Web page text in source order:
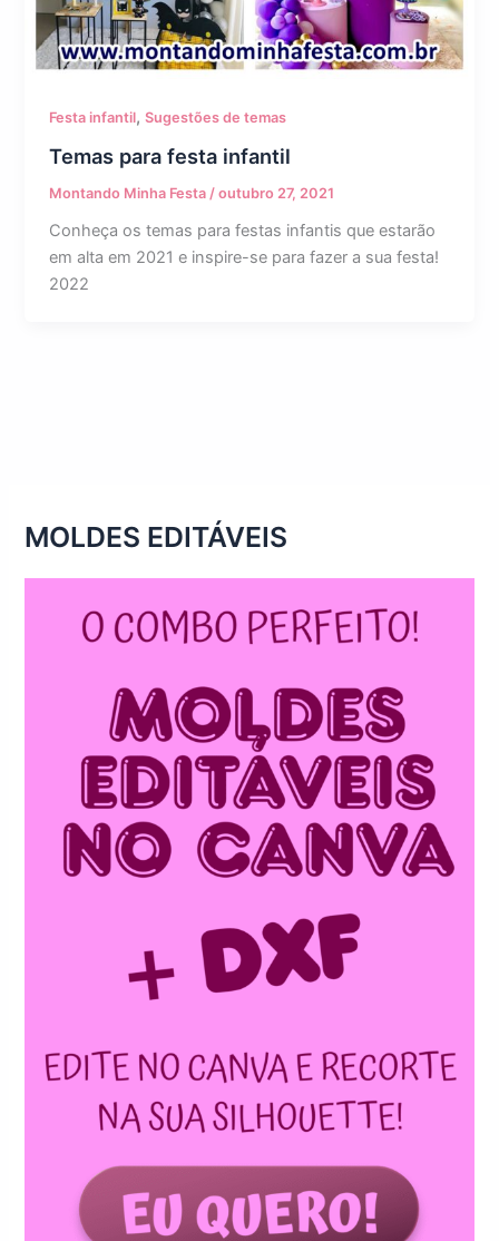
Festa infantil,Sugestões de temas
Temas para festa infantil
Montando Minha Festa /outubro 27, 2021
Conheça os temas para festas infantis que estarão
em alta em 2021 e inspire-se para fazer a sua festa!
2022
MOLDES EDITÁVEIS